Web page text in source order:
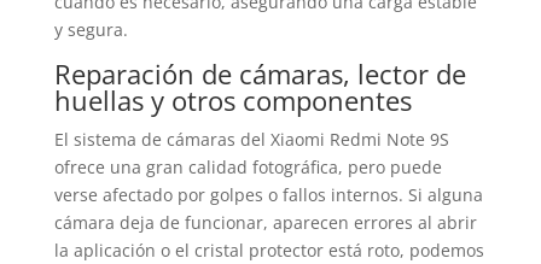
y segura.
Reparación de cámaras, lector de
huellas y otros componentes
El sistema de cámaras del Xiaomi Redmi Note 9S
ofrece una gran calidad fotográfica, pero puede
verse afectado por golpes o fallos internos. Si alguna
cámara deja de funcionar, aparecen errores al abrir
la aplicación o el cristal protector está roto, podemos